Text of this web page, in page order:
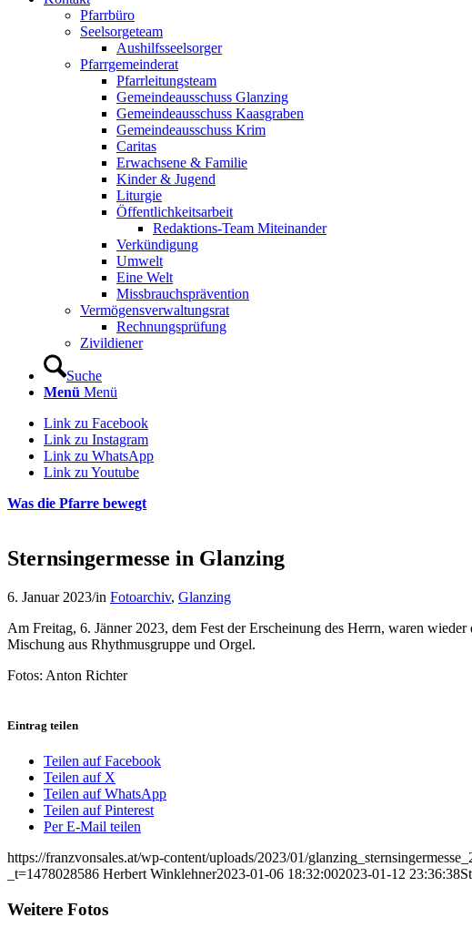
Pfarrbüro
Seelsorgeteam
Aushilfsseelsorger
Pfarrgemeinderat
Pfarrleitungsteam
Gemeindeausschuss Glanzing
Gemeindeausschuss Kaasgraben
Gemeindeausschuss Krim
Caritas
Erwachsene & Familie
Kinder & Jugend
Liturgie
Öffentlichkeitsarbeit
Redaktions-Team Miteinander
Verkündigung
Umwelt
Eine Welt
Missbrauchsprävention
Vermögensverwaltungsrat
Rechnungsprüfung
Zivildiener
Suche
Menü Menü
Link zu Facebook
Link zu Instagram
Link zu WhatsApp
Link zu Youtube
Was die Pfarre bewegt
Sternsingermesse in Glanzing
6. Januar 2023/in Fotoarchiv, Glanzing
Am Freitag, 6. Jänner 2023, dem Fest der Erscheinung des Herrn, waren
Mischung aus Rhythmusgruppe und Orgel.
Fotos: Anton Richter
Eintrag teilen
Teilen auf Facebook
Teilen auf X
Teilen auf WhatsApp
Teilen auf Pinterest
Per E-Mail teilen
https://franzvonsales.at/wp-content/uploads/2023/01/
_t=1478028586 Herbert Winklehner2023-01-06 18:32:002023-01-12 23:36:38
Weitere Fotos